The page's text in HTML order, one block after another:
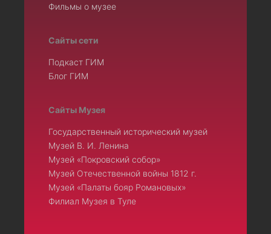
Фильмы о музее
Сайты сети
Подкаст ГИМ
Блог ГИМ
Сайты Музея
Государственный исторический музей
Музей В. И. Ленина
Музей «Покровский собор»
Музей Отечественной войны 1812 г.
Музей «Палаты бояр Романовых»
Филиал Музея в Туле